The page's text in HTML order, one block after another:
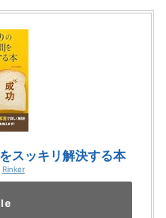
スッキリ解決する本
Rinker